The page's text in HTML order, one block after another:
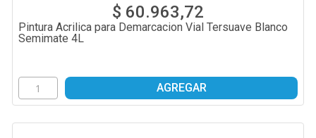
$ 60.963,72
Pintura Acrilica para Demarcacion Vial Tersuave Blanco
Semimate 4L
AGREGAR